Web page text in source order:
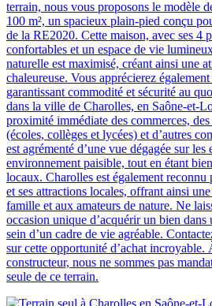
terrain, nous vous proposons le modèle
100 m², un spacieux plain-pied conçu
de la RE2020. Cette maison, avec ses 4
confortables et un espace de vie
naturelle est maximisé, créant ainsi une
chaleureuse. Vous apprécierez
garantissant commodité et sécurité au
dans la ville de Charolles, en Saône-et-
proximité immédiate des commerces,
(écoles, collèges et lycées) et d’autres
est agrémenté d’une vue dégagée sur les
environnement paisible, tout en étant
locaux. Charolles est également
et ses attractions locales, offrant ainsi
famille et aux amateurs de nature. Ne
occasion unique d’acquérir un bien dans
sein d’un cadre de vie agréable.
sur cette opportunité d’achat incroyable.
constructeur, nous ne sommes pas
seule de ce terrain.